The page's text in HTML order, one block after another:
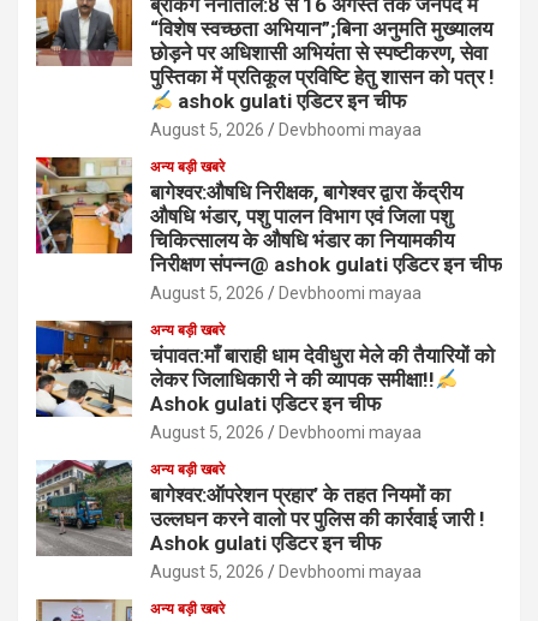
ब्रेकिंग नैनीताल:8 से 16 अगस्त तक जनपद में
“विशेष स्वच्छता अभियान”;बिना अनुमति मुख्यालय
छोड़ने पर अधिशासी अभियंता से स्पष्टीकरण, सेवा
पुस्तिका में प्रतिकूल प्रविष्टि हेतु शासन को पत्र !
ashok gulati एडिटर इन चीफ
August 5, 2026 Devbhoomi mayaa
अन्य बड़ी खबरे
बागेश्वर:औषधि निरीक्षक, बागेश्वर द्वारा केंद्रीय
औषधि भंडार, पशु पालन विभाग एवं जिला पशु
चिकित्सालय के औषधि भंडार का नियामकीय
निरीक्षण संपन्न@ ashok gulati एडिटर इन चीफ
August 5, 2026 Devbhoomi mayaa
अन्य बड़ी खबरे
चंपावत:माँ बाराही धाम देवीधुरा मेले की तैयारियों को
लेकर जिलाधिकारी ने की व्यापक समीक्षा!!
Ashok gulati एडिटर इन चीफ
August 5, 2026 Devbhoomi mayaa
अन्य बड़ी खबरे
बागेश्वर:ऑपरेशन प्रहार’ के तहत नियमों का
उल्लघन करने वालो पर पुलिस की कार्रवाई जारी !
Ashok gulati एडिटर इन चीफ
August 5, 2026 Devbhoomi mayaa
अन्य बड़ी खबरे